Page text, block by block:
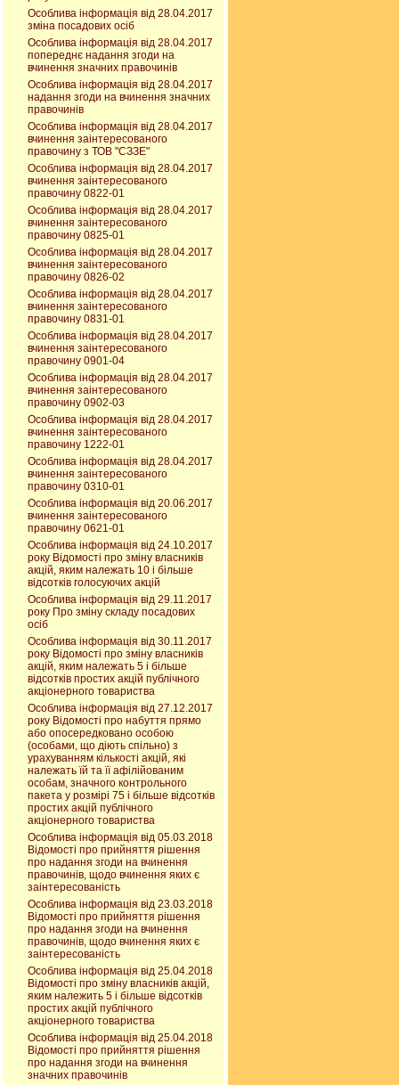
Особлива інформація від 28.04.2017
зміна посадових осіб
Особлива інформація від 28.04.2017
попереднє надання згоди на
вчинення значних правочинів
Особлива інформація від 28.04.2017
надання згоди на вчинення значних
правочинів
Особлива інформація від 28.04.2017
вчинення заінтересованого
правочину з ТОВ "СЗЗЕ"
Особлива інформація від 28.04.2017
вчинення заінтересованого
правочину 0822-01
Особлива інформація від 28.04.2017
вчинення заінтересованого
правочину 0825-01
Особлива інформація від 28.04.2017
вчинення заінтересованого
правочину 0826-02
Особлива інформація від 28.04.2017
вчинення заінтересованого
правочину 0831-01
Особлива інформація від 28.04.2017
вчинення заінтересованого
правочину 0901-04
Особлива інформація від 28.04.2017
вчинення заінтересованого
правочину 0902-03
Особлива інформація від 28.04.2017
вчинення заінтересованого
правочину 1222-01
Особлива інформація від 28.04.2017
вчинення заінтересованого
правочину 0310-01
Особлива інформація від 20.06.2017
вчинення заінтересованого
правочину 0621-01
Особлива інформація від 24.10.2017
року Відомості про зміну власників
акцій, яким належать 10 і більше
відсотків голосуючих акцій
Особлива інформація від 29.11.2017
року Про зміну складу посадових
осіб
Особлива інформація від 30.11.2017
року Відомості про зміну власників
акцій, яким належать 5 і більше
відсотків простих акцій публічного
акціонерного товариства
Особлива інформація від 27.12.2017
року Відомості про набуття прямо
або опосередковано особою
(особами, що діють спільно) з
урахуванням кількості акцій, які
належать їй та її афілійованим
особам, значного контрольного
пакета у розмірі 75 і більше відсотків
простих акцій публічного
акціонерного товариства
Особлива інформація від 05.03.2018
Відомості про прийняття рішення
про надання згоди на вчинення
правочинів, щодо вчинення яких є
заінтересованість
Особлива інформація від 23.03.2018
Відомості про прийняття рішення
про надання згоди на вчинення
правочинів, щодо вчинення яких є
заінтересованість
Особлива інформація від 25.04.2018
Відомості про зміну власників акцій,
яким належить 5 і більше відсотків
простих акцій публічного
акціонерного товариства
Особлива інформація від 25.04.2018
Відомості про прийняття рішення
про надання згоди на вчинення
значних правочинів